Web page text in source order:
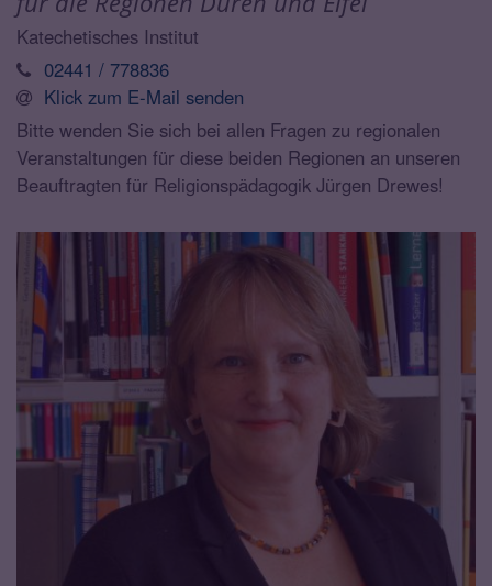
Katechetisches Institut
02441 / 778836
Klick zum E-Mail senden
Bitte wenden Sie sich bei allen Fragen zu regionalen
Veranstaltungen für diese beiden Regionen an unseren
Beauftragten für Religionspädagogik Jürgen Drewes!